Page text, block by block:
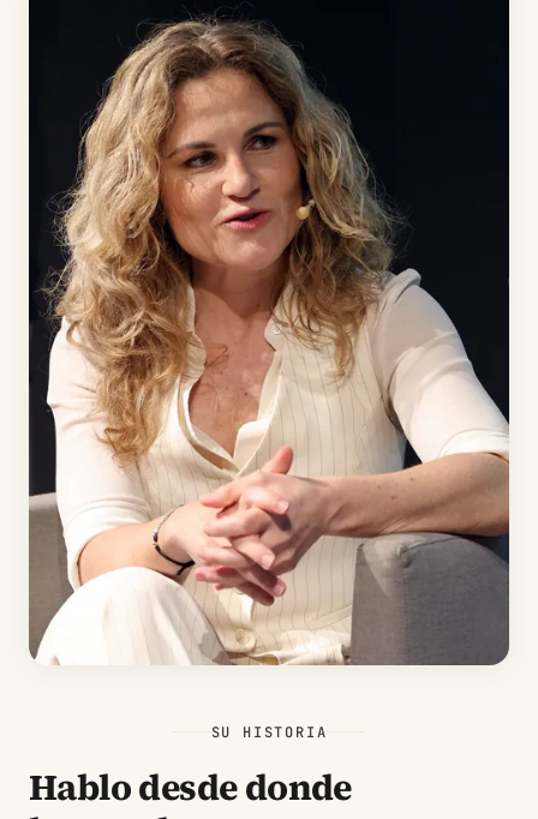
SU HISTORIA
Hablo desde donde